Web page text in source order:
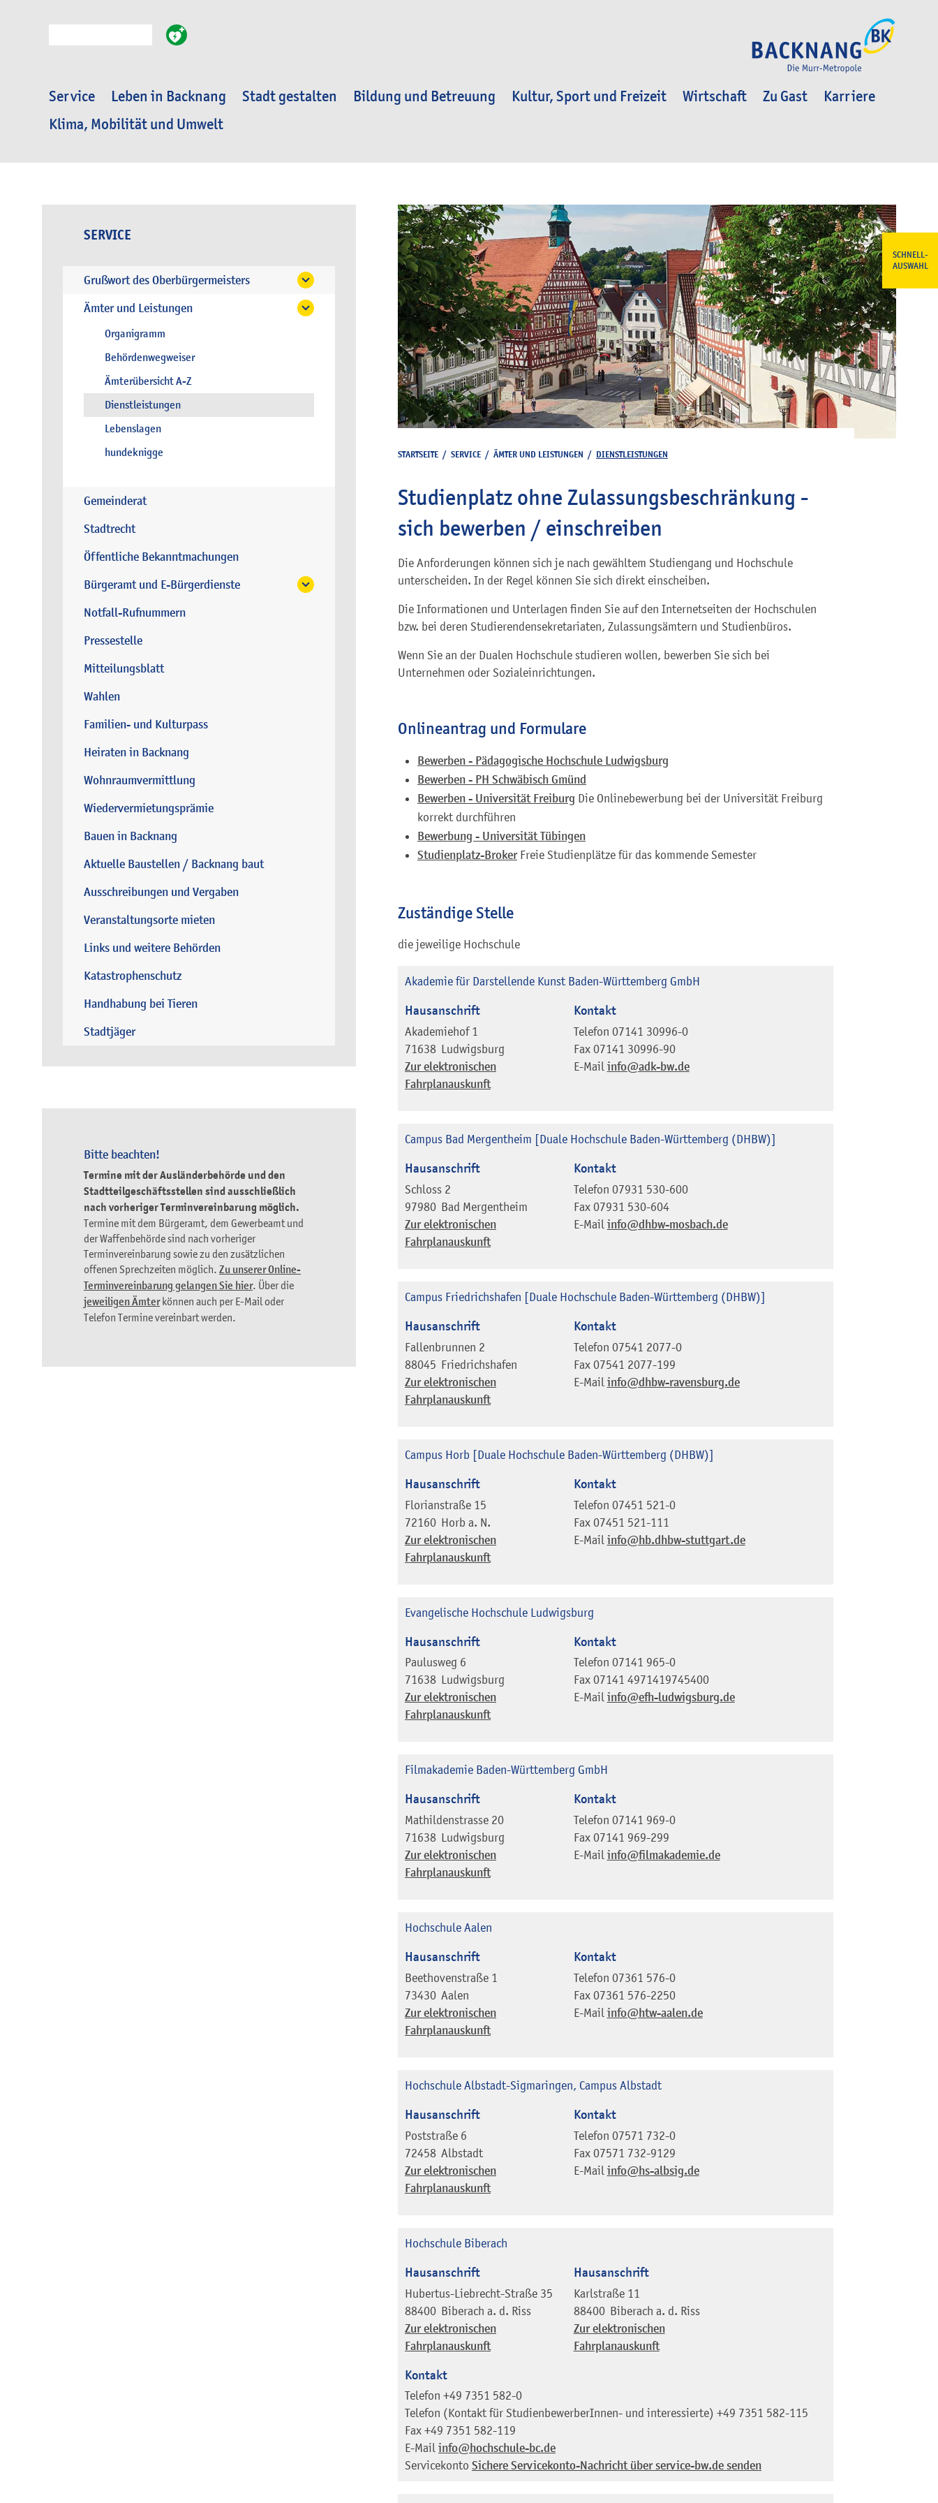
Service Leben in Backnang Stadt gestalten Bildung und Betreuung Kultur, Sport und Freizeit Wirtschaft Zu Gast
Karriere
Klima, Mobilität und Umwelt
SCHNELL-
AUSWAHL
SERVICE
Grußwort des Oberbürgermeisters
Ämter und Leistungen
Organigramm
Behördenwegweiser
Ämterübersicht A-Z
Dienstleistungen
Lebenslagen
hundeknigge
Gemeinderat
Stadtrecht
Öffentliche Bekanntmachungen
Bürgeramt und E-Bürgerdienste
Notfall-Rufnummern
Pressestelle
Mitteilungsblatt
Wahlen
Familien- und Kulturpass
Heiraten in Backnang
Wohnraumvermittlung
Wiedervermietungsprämie
Bauen in Backnang
Aktuelle Baustellen / Backnang baut
Ausschreibungen und Vergaben
Veranstaltungsorte mieten
Links und weitere Behörden
Katastrophenschutz
Handhabung bei Tieren
Stadtjäger
Bitte beachten!
Termine mit der Ausländerbehörde und den
Stadtteilgeschäftsstellen sind ausschließlich
nach vorheriger Terminvereinbarung möglich.
Termine mit dem Bürgeramt, dem Gewerbeamt und
der Waffenbehörde sind nach vorheriger
Terminvereinbarung sowie zu den zusätzlichen
offenen Sprechzeiten möglich. Zu unserer Online-
Terminvereinbarung gelangen Sie hier. Über die
jeweiligen Ämterkönnen auch per E-Mail oder
Telefon Termine vereinbart werden.
STARTSEITE / SERVICE / ÄMTER UND LEISTUNGEN / DIENSTLEISTUNGEN
Studienplatz ohne Zulassungsbeschränkung -
sich bewerben / einschreiben
Die Anforderungen können sich je nach gewähltem Studiengang und Hochschule
unterscheiden. In der Regel können Sie sich direkt einscheiben.
Die Informationen und Unterlagen finden Sie auf den Internetseiten der Hochschulen
bzw. bei deren Studierendensekretariaten, Zulassungsämtern und Studienbüros.
Wenn Sie an der Dualen Hochschule studieren wollen, bewerben Sie sich bei
Unternehmen oder Sozialeinrichtungen.
Onlineantrag und Formulare
Bewerben - Pädagogische Hochschule Ludwigsburg
Bewerben - PH Schwäbisch Gmünd
Bewerben - Universität Freiburg Die Onlinebewerbung bei der Universität Freiburg
korrekt durchführen
Bewerbung - Universität Tübingen
Studienplatz-Broker Freie Studienplätze für das kommende Semester
Zuständige Stelle
die jeweilige Hochschule
Akademie für Darstellende Kunst Baden-Württemberg GmbH
Hausanschrift
Akademiehof 1
71638 Ludwigsburg
Zur elektronischen
Fahrplanauskunft
Kontakt
Telefon 07141 30996-0
Fax 07141 30996-90
E-Mail info@adk-bw.de
Campus Bad Mergentheim [Duale Hochschule Baden-Württemberg (DHBW)]
Hausanschrift
Schloss 2
97980 Bad Mergentheim
Zur elektronischen
Fahrplanauskunft
Kontakt
Telefon 07931 530-600
Fax 07931 530-604
E-Mail info@dhbw-mosbach.de
Campus Friedrichshafen [Duale Hochschule Baden-Württemberg (DHBW)]
Hausanschrift
Fallenbrunnen 2
88045 Friedrichshafen
Zur elektronischen
Fahrplanauskunft
Kontakt
Telefon 07541 2077-0
Fax 07541 2077-199
E-Mail info@dhbw-ravensburg.de
Campus Horb [Duale Hochschule Baden-Württemberg (DHBW)]
Hausanschrift
Florianstraße 15
72160 Horb a. N.
Zur elektronischen
Fahrplanauskunft
Kontakt
Telefon 07451 521-0
Fax 07451 521-111
E-Mail info@hb.dhbw-stuttgart.de
Evangelische Hochschule Ludwigsburg
Hausanschrift
Paulusweg 6
71638 Ludwigsburg
Zur elektronischen
Fahrplanauskunft
Kontakt
Telefon 07141 965-0
Fax 07141 4971419745400
E-Mail info@efh-ludwigsburg.de
Filmakademie Baden-Württemberg GmbH
Hausanschrift
Mathildenstrasse 20
71638 Ludwigsburg
Zur elektronischen
Fahrplanauskunft
Kontakt
Telefon 07141 969-0
Fax 07141 969-299
E-Mail info@filmakademie.de
Hochschule Aalen
Hausanschrift
Beethovenstraße 1
73430 Aalen
Zur elektronischen
Fahrplanauskunft
Kontakt
Telefon 07361 576-0
Fax 07361 576-2250
E-Mail info@htw-aalen.de
Hochschule Albstadt-Sigmaringen, Campus Albstadt
Hausanschrift
Poststraße 6
72458 Albstadt
Zur elektronischen
Fahrplanauskunft
Kontakt
Telefon 07571 732-0
Fax 07571 732-9129
E-Mail info@hs-albsig.de
Hochschule Biberach
Hausanschrift
Hubertus-Liebrecht-Straße 35
88400 Biberach a. d. Riss
Zur elektronischen
Fahrplanauskunft
Hausanschrift
Karlstraße 11
88400 Biberach a. d. Riss
Zur elektronischen
Fahrplanauskunft
Kontakt
Telefon +49 7351 582-0
Telefon (Kontakt für StudienbewerberInnen- und interessierte) +49 7351 582-115
Fax +49 7351 582-119
E-Mail info@hochschule-bc.de
Servicekonto Sichere Servicekonto-Nachricht über service-bw.de senden